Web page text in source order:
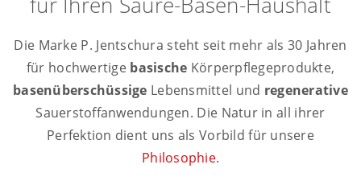
Die Marke P. Jentschura steht seit mehr als 30 Jahren
für hochwertige basische Körperpflegeprodukte,
basenüberschüssige Lebensmittel und regenerative
Sauerstoffanwendungen. Die Natur in all ihrer
Perfektion dient uns als Vorbild für unsere
Philosophie.